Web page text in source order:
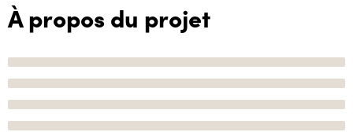
À propos du projet